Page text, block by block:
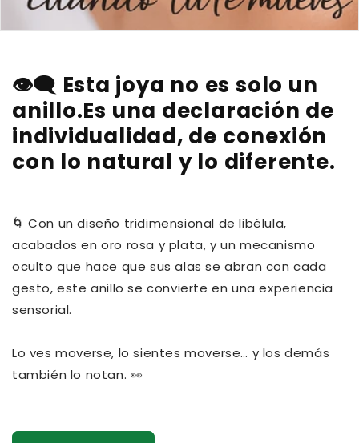
👁️‍🗨️ Esta joya no es solo un
anillo.Es una declaración de
individualidad, de conexión
con lo natural y lo diferente.
🌀 Con un diseño tridimensional de libélula,
acabados en oro rosa y plata, y un mecanismo
oculto que hace que sus alas se abran con cada
gesto, este anillo se convierte en una experiencia
sensorial.
Lo ves moverse, lo sientes moverse… y los demás
también lo notan. 👀